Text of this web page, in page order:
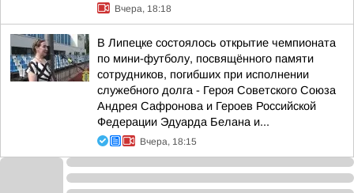
Вчера, 18:18
В Липецке состоялось открытие чемпионата
по мини-футболу, посвящённого памяти
сотрудников, погибших при исполнении
служебного долга - Героя Советского Союза
Андрея Сафронова и Героев Российской
Федерации Эдуарда Белана и...
Вчера, 18:15